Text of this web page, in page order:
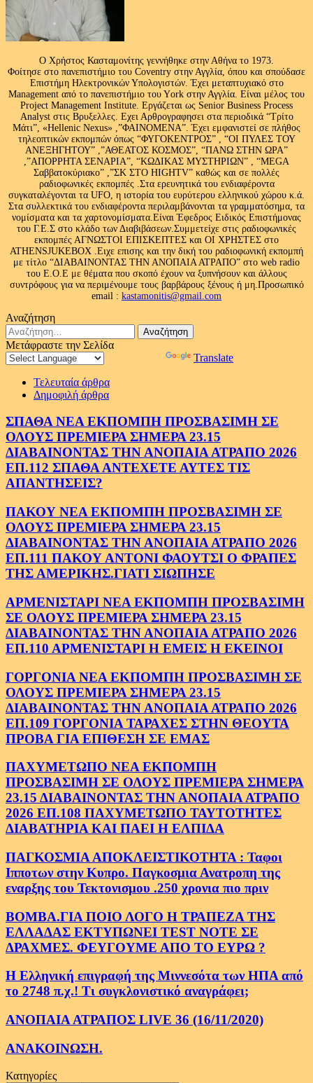
Ο Χρήστος Κασταμονίτης γεννήθηκε στην Αθήνα το 1973.
Φοίτησε στο πανεπιστήμιο του Coventry στην Αγγλία, όπου και σπούδασε
Επιστήμη Ηλεκτρονικών Υπολογιστών. Έχει μεταπτυχιακό στο
Management από το πανεπιστήμιο του Υork στην Αγγλία. Είναι μέλος του
Project Management Institute. Εργάζεται ως Senior Business Process
Analyst στις Βρυξελλες. Εχει Αρθρογραφησει στα περιοδικά “Τρίτο
Μάτι”, «Hellenic Nexus» ,”ΦΑΙΝΟΜΕΝΑ”. Έχει εμφανιστεί σε πλήθος
τηλεοπτικών εκπομπών όπως “ΦΥΓΟΚΕΝΤΡΟΣ” , “ΟΙ ΠΥΛΕΣ ΤΟΥ
ΑΝΕΞΗΓΗΤΟΥ” ,”ΑΘΕΑΤΟΣ ΚΟΣΜΟΣ”, “ΠΑΝΩ ΣΤΗΝ ΩΡΑ”
,”ΑΠΟΡΡΗΤΑ ΣΕΝΑΡΙΑ”, “ΚΩΔΙΚΑΣ ΜΥΣΤΗΡΙΩΝ” , “MEGA
Σαββατοκύριακο” ,”ΣΚ ΣΤΟ HIGHTV” καθώς και σε πολλές
ραδιοφωνικές εκπομπές .Στα ερευνητικά του ενδιαφέροντα
συγκαταλέγονται τα UFO, η ιστορία του ευρύτερου ελληνικού χώρου κ.ά.
Στα συλλεκτικά του ενδιαφέροντα περιλαμβάνονται τα γραμματόσημα, τα
νομίσματα και τα χαρτονομίσματα.Είναι Έφεδρος Ειδικός Επιστήμονας
του Γ.Ε.Σ στο κλάδο των Διαβιβάσεων.Συμμετείχε στις ραδιοφωνικές
εκπομπές ΑΓΝΩΣΤΟΙ ΕΠΙΣΚΕΠΤΕΣ και ΟΙ ΧΡΗΣΤΕΣ στο
ATHENSJUKEBOX .Ειχε επισης και την δική του ραδιοφωνική εκπομπή
με τίτλο “ΔΙΑΒΑΙΝΟΝΤΑΣ ΤΗΝ ΑΝΟΠΑΙΑ ΑΤΡΑΠΟ” στο web radio
του Ε.Ο.Ε με θέματα που σκοπό έχουν να ξυπνήσουν και άλλους
συντρόφους για να περιμένουμε τους βαρβάρους ξένους ή μη.Προσωπικό
email : kastamonitis@gmail.com
Αναζήτηση
Αναζήτηση
για:
Μετάφραστε την Σελίδα
Translate
Τελευταία άρθρα
Δημοφιλή άρθρα
ΣΠΑΘΑ ΝΕΑ ΕΚΠΟΜΠΗ ΠΡΟΣΒΑΣΙΜΗ ΣΕ
ΟΛΟΥΣ ΠΡΕΜΙΕΡΑ ΣΗΜΕΡΑ 23.15
ΔΙΑΒΑΙΝΟΝΤΑΣ ΤΗΝ ΑΝΟΠΑΙΑ ΑΤΡΑΠΟ 2026
ΕΠ.112 ΣΠΑΘΑ ΑΝΤΕΧΕΤΕ ΑΥΤΕΣ ΤΙΣ
ΑΠΑΝΤΗΣΕΙΣ?
ΠΑΚΟΥ ΝΕΑ ΕΚΠΟΜΠΗ ΠΡΟΣΒΑΣΙΜΗ ΣΕ
ΟΛΟΥΣ ΠΡΕΜΙΕΡΑ ΣΗΜΕΡΑ 23.15
ΔΙΑΒΑΙΝΟΝΤΑΣ ΤΗΝ ΑΝΟΠΑΙΑ ΑΤΡΑΠΟ 2026
ΕΠ.111 ΠΑΚΟΥ ΑΝΤΟΝΙ ΦΑΟΥΤΣΙ Ο ΦΡΑΠΕΣ
ΤΗΣ ΑΜΕΡΙΚΗΣ.ΓΙΑΤΙ ΣΙΩΠΗΣΕ
ΑΡΜΕΝΙΣΤΑΡΙ ΝΕΑ ΕΚΠΟΜΠΗ ΠΡΟΣΒΑΣΙΜΗ
ΣΕ ΟΛΟΥΣ ΠΡΕΜΙΕΡΑ ΣΗΜΕΡΑ 23.15
ΔΙΑΒΑΙΝΟΝΤΑΣ ΤΗΝ ΑΝΟΠΑΙΑ ΑΤΡΑΠΟ 2026
ΕΠ.110 ΑΡΜΕΝΙΣΤΑΡΙ Η ΕΜΕΙΣ Η ΕΚΕΙΝΟΙ
ΓΟΡΓΟΝΙΑ ΝΕΑ ΕΚΠΟΜΠΗ ΠΡΟΣΒΑΣΙΜΗ ΣΕ
ΟΛΟΥΣ ΠΡΕΜΙΕΡΑ ΣΗΜΕΡΑ 23.15
ΔΙΑΒΑΙΝΟΝΤΑΣ ΤΗΝ ΑΝΟΠΑΙΑ ΑΤΡΑΠΟ 2026
ΕΠ.109 ΓΟΡΓΟΝΙΑ ΤΑΡΑΧΕΣ ΣΤΗΝ ΘΕΟΥΤΑ
ΠΡΟΒΑ ΓΙΑ ΕΠΙΘΕΣΗ ΣΕ ΕΜΑΣ
ΠΑΧΥΜΕΤΩΠΟ ΝΕΑ ΕΚΠΟΜΠΗ
ΠΡΟΣΒΑΣΙΜΗ ΣΕ ΟΛΟΥΣ ΠΡΕΜΙΕΡΑ ΣΗΜΕΡΑ
23.15 ΔΙΑΒΑΙΝΟΝΤΑΣ ΤΗΝ ΑΝΟΠΑΙΑ ΑΤΡΑΠΟ
2026 ΕΠ.108 ΠΑΧΥΜΕΤΩΠΟ ΤΑΥΤΟΤΗΤΕΣ
ΔΙΑΒΑΤΗΡΙΑ ΚΑΙ ΠΑΕΙ Η ΕΛΠΙΔΑ
ΠΑΓΚΟΣΜΙΑ ΑΠΟΚΛΕΙΣΤΙΚΟΤΗΤΑ : Ταφοι
Ιπποτων στην Κυπρο. Παγκοσμια Ανατροπη της
εναρξης του Τεκτονισμου .250 χρονια πιο πριν
ΒΟΜΒΑ.ΓΙΑ ΠΟΙΟ ΛΟΓΟ Η ΤΡΑΠΕΖΑ ΤΗΣ
ΕΛΛΑΔΑΣ ΕΚΤΥΠΩΝΕΙ TEST NOTE ΣΕ
ΔΡΑΧΜΕΣ. ΦΕΥΓΟΥΜΕ ΑΠΟ ΤΟ ΕΥΡΩ ?
Η Ελληνική επιγραφή της Μιννεσότα των ΗΠΑ από
το 2748 π.χ.! Τι συγκλονιστικό αναγράφει;
ΑΝΟΠΑΙΑ ΑΤΡΑΠΟΣ LIVE 36 (16/11/2020)
ΑΝΑΚΟΙΝΩΣΗ.
Κατηγορίες